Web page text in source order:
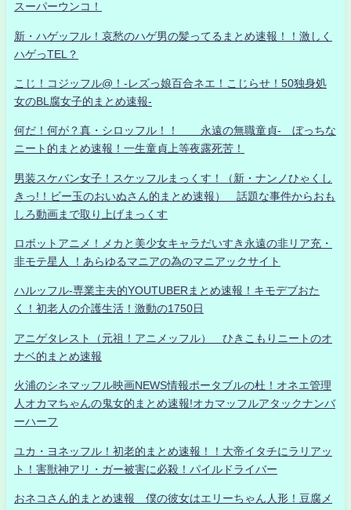
スーパーウンコ！
新・ハゲッフル！哀愁のハゲ男の髪ってるまとめ速報！！激しく
ハゲっTEL？
こじ！コジッフル@！-レズっ娘百合ネエ！こじらせ！50独身処
女のBL腐女子的まとめ速報-
何だ！何が？真・シロッフル！！ 永遠の無職童貞- ぼっちな
ニート的まとめ速報！一生童貞上等夜露死苦！
男装スケバン女子！スケッフルまっくす！（新・ナンノひゃくし
きっ!！ビー玉のおいぬさん的まとめ速報） 話題な事件からおも
しろ動画まで取り上げまっくす
ロボットアニメ！メカと美少女キャラだいすき永遠の非リア充・
非モテ星人 ！あらゆるマニアの為のマニアックサイト
ハルッフル-専業主夫的YOUTUBERまとめ速報！キモデブおた
く！初老人の介護生活！激動の1750日
アニゲタレスト（元祖！アニメッフル） ひきこもりニートのオ
ナベ的まとめ速報
火浦のシネマッフル映画NEWS情報ポータブルの杜！オネエ管理
人オカマちゃんの鬼女的まとめ速報!オカマッフルアタックナンバ
ーハーフ
ユカ・ヨネッフル！初老的まとめ速報！！大帝イタチにラリアッ
ト！害獣神アリ・ガー被害に必殺！パイルドライバー
おネコさん的まとめ速報 僕の彼女はエリーちゃん人形！豆腐メ